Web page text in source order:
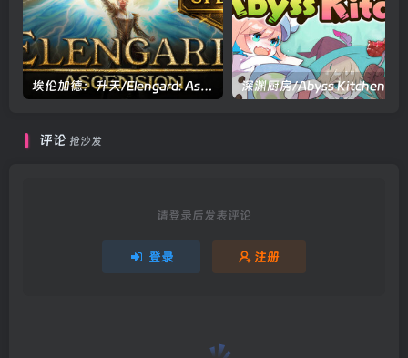
埃伦加德：升天/Elengard: Ascension v2.2.2|角色扮演|容量26.8GB|官方中文版
评论 抢沙发
请登录后发表评论
登录 注册